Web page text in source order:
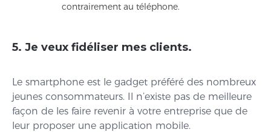
contrairement au téléphone.
5. Je veux fidéliser mes clients.
Le smartphone est le gadget préféré des nombreux
jeunes consommateurs. Il n’existe pas de meilleure
façon de les faire revenir à votre entreprise que de
leur proposer une application mobile.